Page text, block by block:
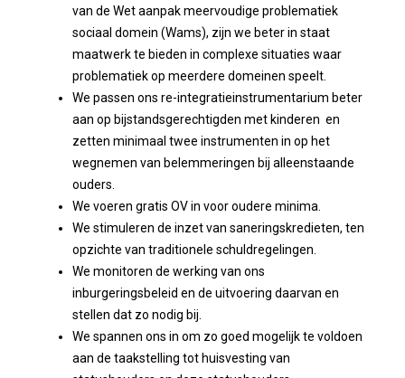
van de Wet aanpak meervoudige problematiek
sociaal domein (Wams), zijn we beter in staat
maatwerk te bieden in complexe situaties waar
problematiek op meerdere domeinen speelt.
We passen ons re-integratieinstrumentarium beter
aan op bijstandsgerechtigden met kinderen en
zetten minimaal twee instrumenten in op het
wegnemen van belemmeringen bij alleenstaande
ouders.
We voeren gratis OV in voor oudere minima.
We stimuleren de inzet van saneringskredieten, ten
opzichte van traditionele schuldregelingen.
We monitoren de werking van ons
inburgeringsbeleid en de uitvoering daarvan en
stellen dat zo nodig bij.
We spannen ons in om zo goed mogelijk te voldoen
aan de taakstelling tot huisvesting van